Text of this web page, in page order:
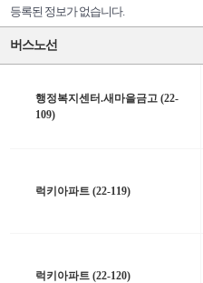
등록된 정보가 없습니다.
버스노선
행정복지센터.새마을금고 (22-
109)
럭키아파트 (22-119)
럭키아파트 (22-120)